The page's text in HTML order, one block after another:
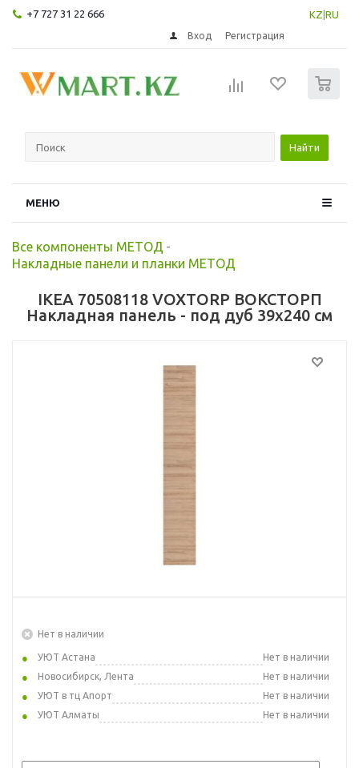
+7 727 31 22 666 KZ RU
Вход Регистрация
Найти
МЕНЮ
Все компоненты МЕТОД -
Накладные панели и планки МЕТОД
IKEA 70508118 VOXTORP ВОКСТОРП
Накладная панель - под дуб 39x240 см
Нет в наличии
УЮТ Астана
Нет в наличии
Новосибирск, Лента
Нет в наличии
УЮТ в тц Апорт
Нет в наличии
УЮТ Алматы
Нет в наличии